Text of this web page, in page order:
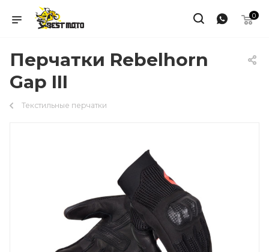
0
Перчатки Rebelhorn
Gap III
Текстильные перчатки